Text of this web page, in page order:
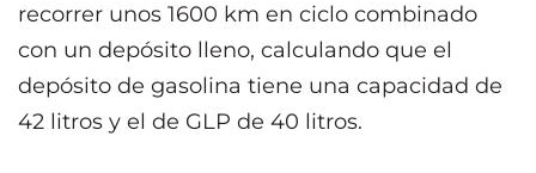
recorrer unos 1600 km en ciclo combinado
con un depósito lleno, calculando que el
depósito de gasolina tiene una capacidad de
42 litros y el de GLP de 40 litros.